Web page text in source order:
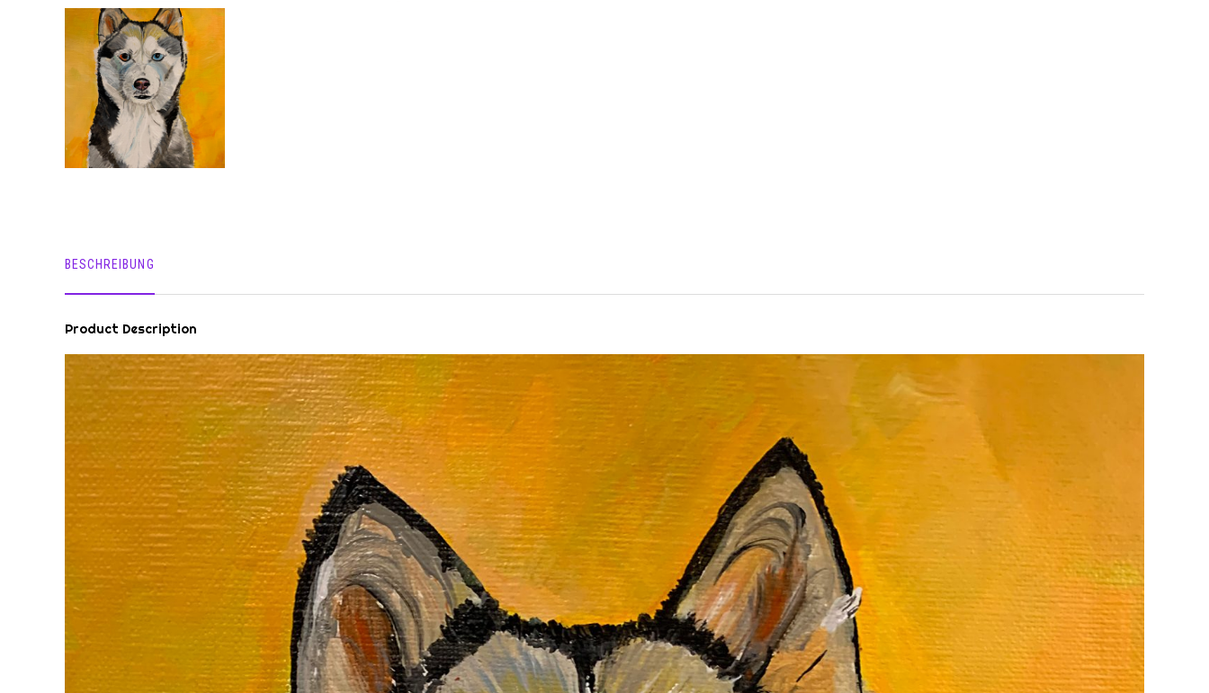
BESCHREIBUNG
Product Description